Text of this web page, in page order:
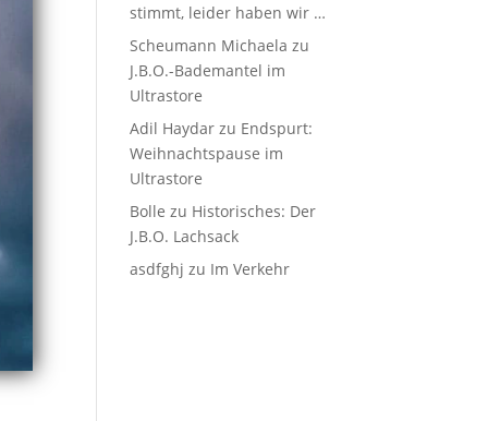
stimmt, leider haben wir …
Scheumann Michaela zu
J.B.O.-Bademantel im
Ultrastore
Adil Haydar zu Endspurt:
Weihnachtspause im
Ultrastore
Bolle zu Historisches: Der
J.B.O. Lachsack
asdfghj zu Im Verkehr